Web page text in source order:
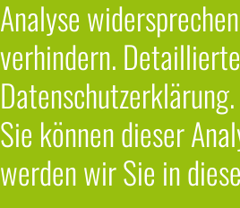
Analyse
verhindern.
Datenschutzerklärung.
Sie können dieser
werden wir Sie in